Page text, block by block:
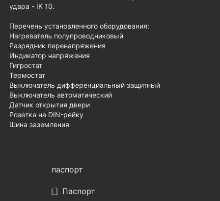
удара - IK 10.
Перечень установленного оборудования:
Нагреватель полупроводниковый
Разрядник перенапряжения
Индикатор напряжения
Гигростат
Термостат
Выключатель дифференциальный защитный
Выключатель автоматический
Датчик открытия двери
Розетка на DIN-рейку
Шина заземления
паспорт
Паспорт